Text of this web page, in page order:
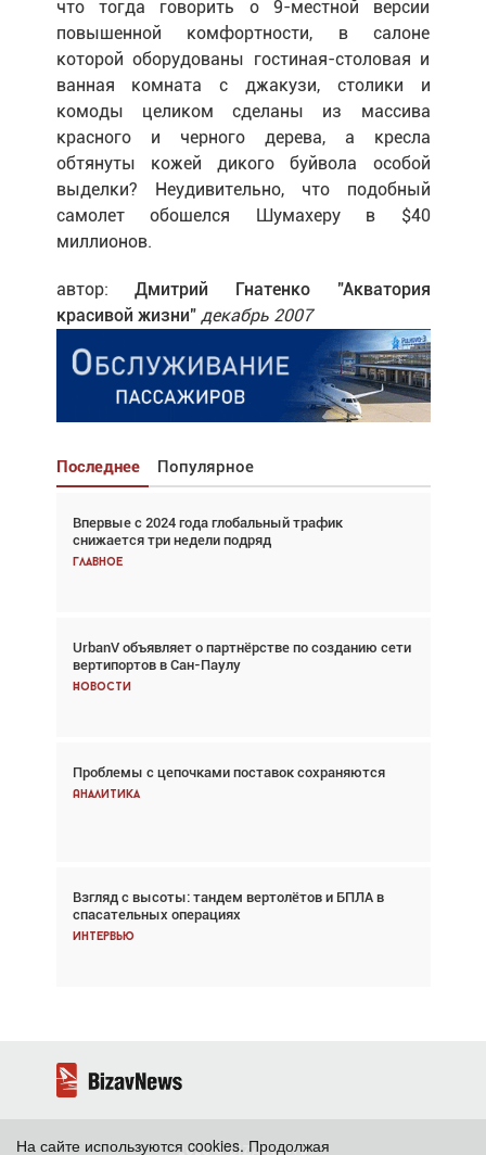
что тогда говорить о 9-местной версии
повышенной комфортности, в салоне
которой оборудованы гостиная-столовая и
ванная комната с джакузи, столики и
комоды целиком сделаны из массива
красного и черного дерева, а кресла
обтянуты кожей дикого буйвола особой
выделки? Неудивительно, что подобный
самолет обошелся Шумахеру в $40
миллионов.
автор:Дмитрий Гнатенко "Акватория
красивой жизни" декабрь 2007
Последнее Популярное
Впервые с 2024 года глобальный трафик
снижается три недели подряд
Главное
UrbanV объявляет о партнёрстве по созданию сети
вертипортов в Сан-Паулу
Новости
Проблемы с цепочками поставок сохраняются
Аналитика
Взгляд с высоты: тандем вертолётов и БПЛА в
спасательных операциях
Интервью
Взгляд с высоты: тандем вертолётов и БПЛА в
спасательных операциях
Главное
Авиационный фотограф Дэйв Кох: «Фотография
говорит сама за себя... а ИИ всё портит»
Новости
Впервые с 2024 года глобальный трафик
снижается три недели подряд
Частный самолёт – это актив. Подходите к
покупке соответствующим образом
Интервью
2026 ©BizavNews
На сайте используются cookies. Продолжая